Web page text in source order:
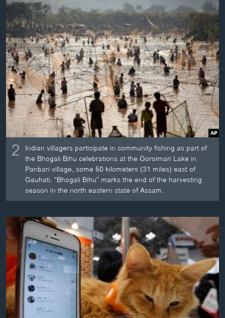
ພາສາຕ່າງໆ
2 Indian villagers participate in community fishing as part of
the Bhogali Bihu celebrations at the Goroimari Lake in
Panbari village, some 50 kilometers (31 miles) east of
Gauhati. “Bhogali Bihu” marks the end of the harvesting
season in the north eastern state of Assam.